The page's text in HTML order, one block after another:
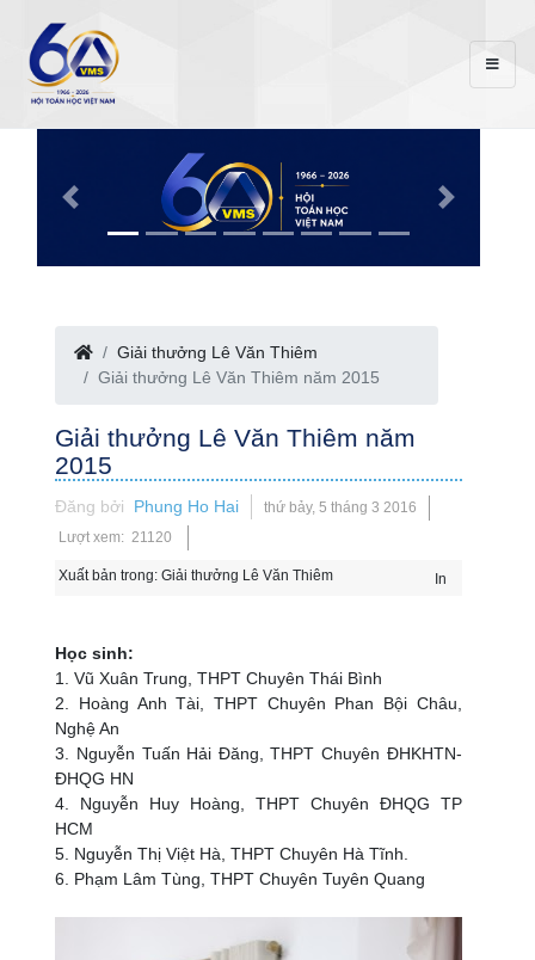
Giải thưởng Lê Văn Thiêm
Giải thưởng Lê Văn Thiêm năm 2015
Giải thưởng Lê Văn Thiêm năm
2015
Đăng bởi Phung Ho Hai
thứ bảy, 5 tháng 3 2016
Lượt xem: 21120
Xuất bản trong: Giải thưởng Lê Văn Thiêm In
Học sinh:
1. Vũ Xuân Trung, THPT Chuyên Thái Bình
2. Hoàng Anh Tài, THPT Chuyên Phan Bội Châu,
Nghệ An
3. Nguyễn Tuấn Hải Đăng, THPT Chuyên ĐHKHTN-
ĐHQG HN
4. Nguyễn Huy Hoàng, THPT Chuyên ĐHQG TP
HCM
5. Nguyễn Thị Việt Hà, THPT Chuyên Hà Tĩnh.
6. Phạm Lâm Tùng, THPT Chuyên Tuyên Quang